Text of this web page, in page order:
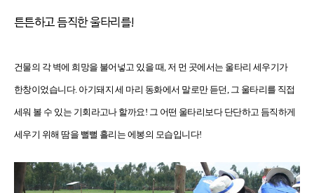
튼튼하고 듬직한 울타리를!
건물의 각 벽에 희망을 불어넣고 있을 때, 저 먼 곳에서는 울타리 세우기가
한창이었습니다. 아기돼지 세 마리 동화에서 말로만 듣던, 그 울타리를 직접
세워 볼 수 있는 기회라고나 할까요! 그 어떤 울타리보다 단단하고 듬직하게
세우기 위해 땀을 뻘뻘 흘리는 에봉의 모습입니다!